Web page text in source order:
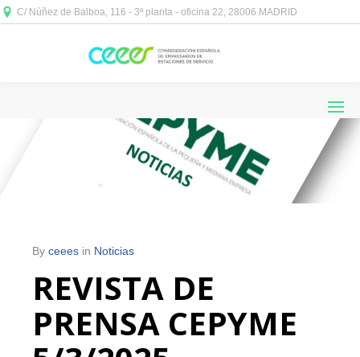
C/ Núñez de Balboa, 116 - 3ª planta - oficina 22, 28006 MADRID
By ceees in Noticias
REVISTA DE
PRENSA CEPYME